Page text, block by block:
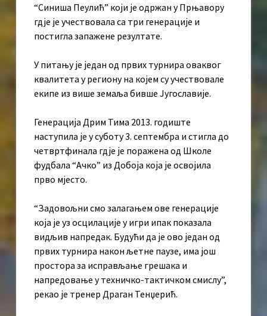
“Синиша Пеулић” који је одржан у Прњавору
гдје је учествовала са три генерације и
постигла запажене резултате.
У питању је један од првих турнира оваквог
квалитета у региону на којем су учествовале
екипе из више земаља бивше Југославије.
Генерација Дрим Тима 2013. годиште
наступила је у суботу 3. септембра и стигла до
четвртфинала гдје је поражена од Школе
фудбала “Ачко” из Добоја која је освојила
прво мјесто.
“Задовољни смо залагањем ове генерације
која је уз осцилације у игри ипак показала
видљив напредак. Будући да је ово један од
првих турнира након љетне паузе, има још
простора за исправљање грешака и
напредовање у техничко-тактичком смислу”,
рекао је тренер Драган Тенџерић.